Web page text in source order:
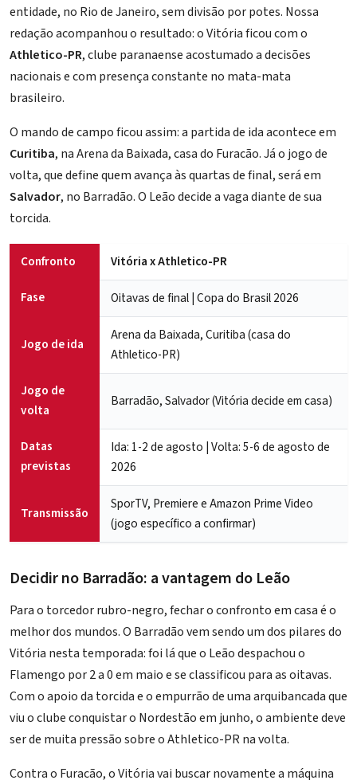
entidade, no Rio de Janeiro, sem divisão por potes. Nossa
redação acompanhou o resultado: o Vitória ficou com o
Athletico-PR, clube paranaense acostumado a decisões
nacionais e com presença constante no mata-mata
brasileiro.
O mando de campo ficou assim: a partida de ida acontece em
Curitiba, na Arena da Baixada, casa do Furacão. Já o jogo de
volta, que define quem avança às quartas de final, será em
Salvador, no Barradão. O Leão decide a vaga diante de sua
torcida.
Confronto Vitória x Athletico-PR
Fase Oitavas de final | Copa do Brasil 2026
Jogo de ida
Arena da Baixada, Curitiba (casa do
Athletico-PR)
Jogo de
volta
Barradão, Salvador (Vitória decide em casa)
Datas
previstas
Ida: 1-2 de agosto | Volta: 5-6 de agosto de
2026
Transmissão
SporTV, Premiere e Amazon Prime Video
(jogo específico a confirmar)
Decidir no Barradão: a vantagem do Leão
Para o torcedor rubro-negro, fechar o confronto em casa é o
melhor dos mundos. O Barradãovem sendo um dos pilares do
Vitória nesta temporada: foi lá que o Leão despachou o
Flamengo por 2 a 0 em maio e se classificou para as oitavas.
Com o apoio da torcida e o empurrão de uma arquibancada que
viu o clube conquistar o Nordestão em junho, o ambiente deve
ser de muita pressão sobre o Athletico-PR na volta.
Contra o Furacão, o Vitória vai buscar novamente a máquina